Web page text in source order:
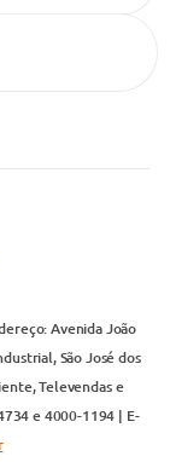
Avenida João
São José dos
Televendas e
e 4000-1194 | E-